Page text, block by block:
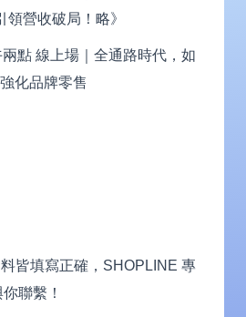
領營收破局！略》
點 線上場｜全通路時代，如
化品牌零售
皆填寫正確，SHOPLINE 專
聯繫！